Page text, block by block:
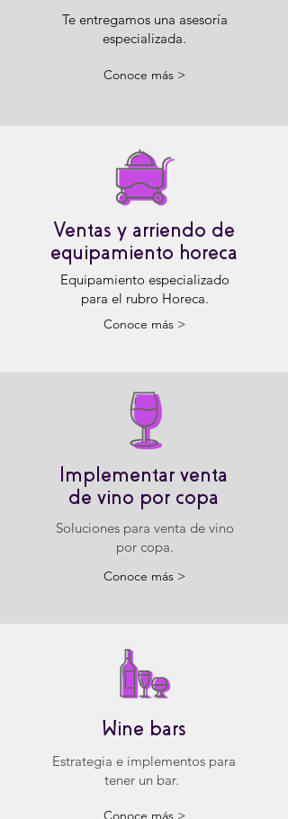
Te entregamos una asesoría
especializada.
Conoce más >
Ventas y arriendo de
equipamiento horeca
Equipamiento especializado
para el rubro Horeca.
Conoce más >
Implementar venta
de vino por copa
Soluciones para venta de vino
por copa.
Conoce más >
Wine bars
Estrategia e implementos para
tener un bar.
Conoce más >